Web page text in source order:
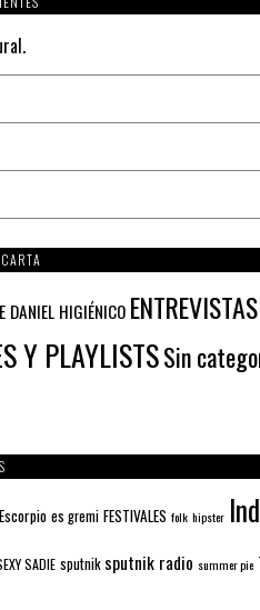
DANIEL HIGIÉNICO ENTREVISTAS
Y PLAYLISTSSin
Escorpio es gremi FESTIVALES folk hipster
SADIE sputnik sputnik radio summer pie